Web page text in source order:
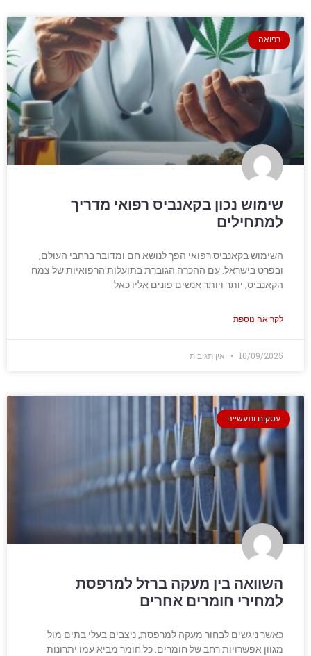
רפואה
שימוש נכון בקאנביס רפואי מדריך
למתחילים
השימוש בקאנביס רפואי הפך לנושא חם ומדובר ברחבי העולם,
ובפרט בישראל. עם ההכרה הגוברת בתועלות הרפואיות של צמח
הקאנביס, יותר ויותר אנשים פונים אליו כאל
לקריאה נוספת
10/09/2025 אין תגובות
עסקים ותעשייה
השוואה בין מעקה ברזל למרפסת
למחירי חומרים אחרים
כאשר ניגשים לבחור מעקה למרפסת, ניצבים בעלי בתים מול
מגוון אפשרויות רחב של חומרים. כל חומר מביא עמו יתרונות